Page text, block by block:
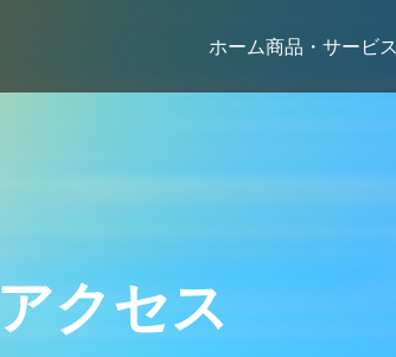
ホーム商品・サービス
アクセス